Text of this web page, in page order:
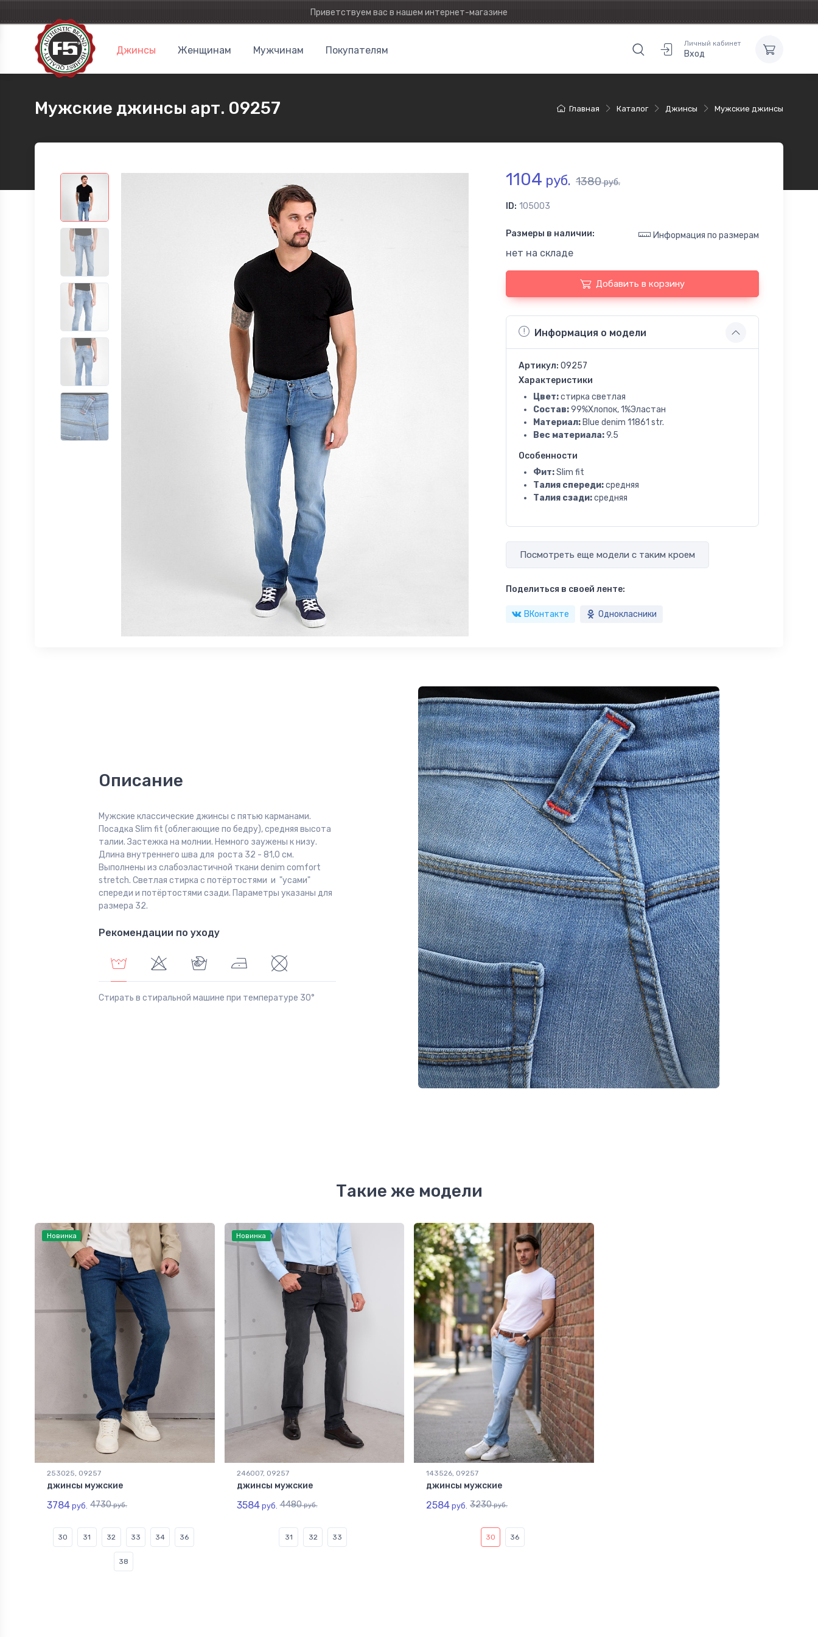
Приветствуем вас в нашем интернет-магазине
Личный кабинет
Вход
Джинсы Женщинам Мужчинам Покупателям
Главная Каталог Джинсы Мужские джинсы
Мужские джинсы арт. 09257
1104 руб. 1380руб.
ID: 105003
Размеры в наличии: Информация по размерам
нет на складе
Добавить в корзину
Информация о модели
Артикул: 09257
Характеристики
Цвет:стирка светлая
Состав:99%Хлопок, 1%Эластан
Материал:Blue denim 11861 str.
Вес материала:9.5
Особенности
Фит:Slim fit
Талия спереди:средняя
Талия сзади:средняя
Посмотреть еще модели с таким кроем
Поделиться в своей ленте:
ВКонтакте Однокласники
Описание
Мужские классические джинсы с пятью карманами.
Посадка Slim fit (облегающие по бедру), средняя высота
талии. Застежка на молнии. Немного заужены к низу.
Длина внутреннего шва для роста 32 - 81,0 см.
Выполнены из слабоэластичной ткани denim comfort
stretch. Светлая стирка с потёртостями и "усами"
спереди и потёртостями сзади. Параметры указаны для
размера 32.
Рекомендации по уходу
Стирать в стиральной машине при температуре 30°
Такие же модели
Новинка
253025, 09257
джинсы мужские
3784 руб. 4730руб.
30 31 32 33 34 36
38
Новинка
246007, 09257
джинсы мужские
3584руб. 4480руб.
31 32 33
143526, 09257
джинсы мужские
2584 руб. 3230руб.
30 36